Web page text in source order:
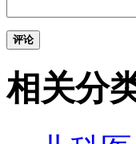
评论
相关分